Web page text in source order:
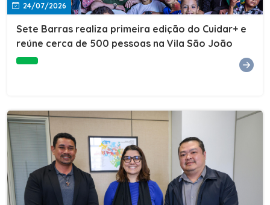
24/07/2026
Sete Barras realiza primeira edição do Cuidar+ e
reúne cerca de 500 pessoas na Vila São João